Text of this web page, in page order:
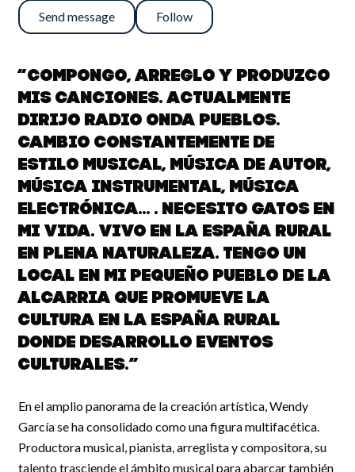
Send message Follow
“Compongo, arreglo y produzco
mis canciones. Actualmente
dirijo Radio Onda Pueblos.
Cambio constantemente de
estilo musical, música de autor,
música instrumental, música
electrónica... . Necesito gatos en
mi vida. Vivo en la España Rural
en plena naturaleza. Tengo un
local en mi pequeño pueblo de La
Alcarria que promueve la
cultura en la España Rural
donde desarrollo eventos
culturales.”
En el amplio panorama de la creación artística, Wendy
García se ha consolidado como una figura multifacética.
Productora musical, pianista, arreglista y compositora, su
talento trasciende el ámbito musical para abarcar también